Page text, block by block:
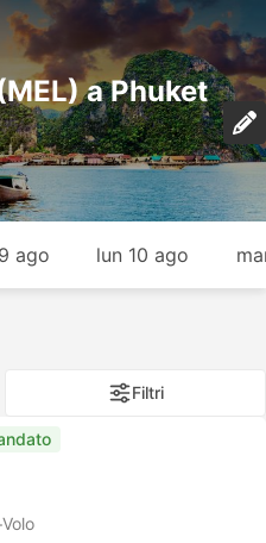
a Phuket
ago lun 10 ago
Filtri